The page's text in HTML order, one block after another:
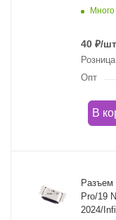
Много
40 ₽/шт
Розница
Опт
В
Разъем
Pro/19
2024/